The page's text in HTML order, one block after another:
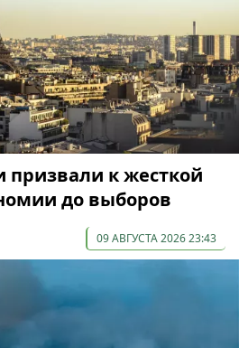
призвали к жесткой
до выборов
09 АВГУСТА 2026 23:43